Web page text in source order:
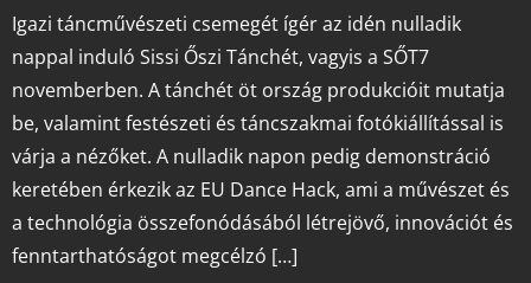
Igazi táncművészeti csemegét ígér az idén nulladik
nappal induló Sissi Őszi Tánchét, vagyis a SŐT7
novemberben. A tánchét öt ország produkcióit mutatja
be, valamint festészeti és táncszakmai fotókiállítással is
várja a nézőket. A nulladik napon pedig demonstráció
keretében érkezik az EU Dance Hack, ami a művészet és
a technológia összefonódásából létrejövő, innovációt és
fenntarthatóságot megcélzó […]